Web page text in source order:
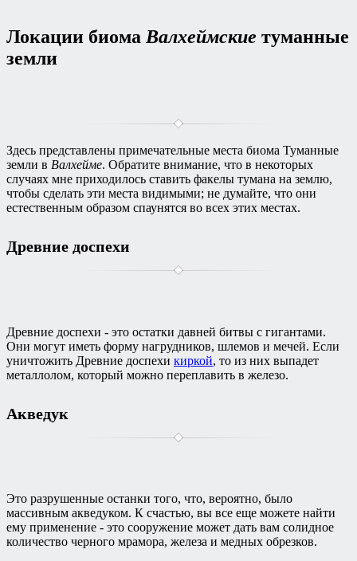
Локации биомаВалхеймские туманные
земли
Здесь представлены примечательные места биома Туманные
земли в Валхейме. Обратите внимание, что в некоторых
случаях мне приходилось ставить факелы тумана на землю,
чтобы сделать эти места видимыми; не думайте, что они
естественным образом спаунятся во всех этих местах.
Древние доспехи
Древние доспехи - это остатки давней битвы с гигантами.
Они могут иметь форму нагрудников, шлемов и мечей. Если
уничтожить Древние доспехи киркой, то из них выпадет
металлолом, который можно переплавить в железо.
Акведук
Это разрушенные останки того, что, вероятно, было
массивным акведуком. К счастью, вы все еще можете найти
ему применение - это сооружение может дать вам солидное
количество черного мрамора, железа и медных обрезков.